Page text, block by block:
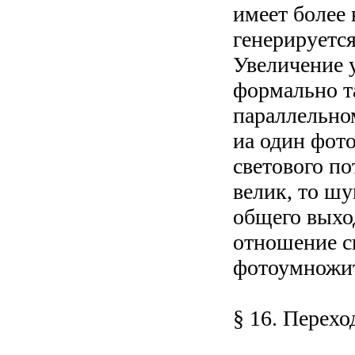
имеет
Увеличение
формально
иа один
светового
велик, то
общего
отношение
§ 16.